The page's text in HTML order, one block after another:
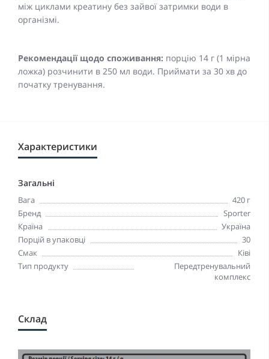
між циклами креатину без зайвої затримки води в
організмі.
Рекомендації щодо споживання: порцію 14 г (1 мірна
ложка) розчинити в 250 мл води. Приймати за 30 хв до
початку тренування.
Характеристики
Загальні
Вага
420 г
Бренд
Sporter
Країна
Україна
Порцій в упаковці
30
Смак
Ківі
Тип продукту
Передтренувальний
комплекс
Склад